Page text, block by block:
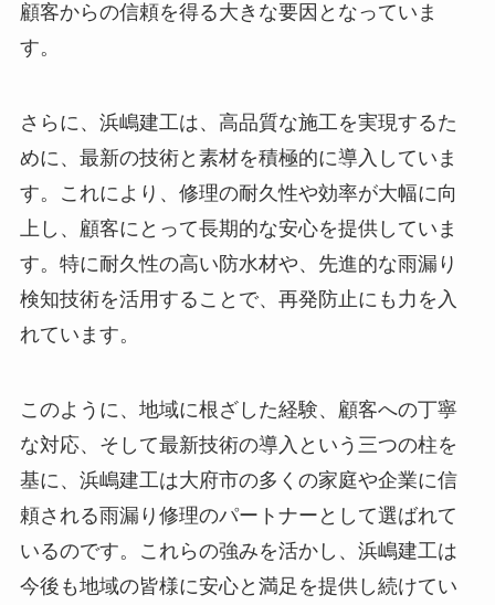
顧客からの信頼を得る大きな要因となっていま
す。
さらに、浜嶋建工は、高品質な施工を実現するた
めに、最新の技術と素材を積極的に導入していま
す。これにより、修理の耐久性や効率が大幅に向
上し、顧客にとって長期的な安心を提供していま
す。特に耐久性の高い防水材や、先進的な雨漏り
検知技術を活用することで、再発防止にも力を入
れています。
このように、地域に根ざした経験、顧客への丁寧
な対応、そして最新技術の導入という三つの柱を
基に、浜嶋建工は大府市の多くの家庭や企業に信
頼される雨漏り修理のパートナーとして選ばれて
いるのです。これらの強みを活かし、浜嶋建工は
今後も地域の皆様に安心と満足を提供し続けてい